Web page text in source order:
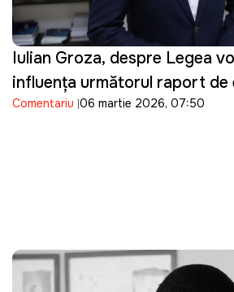
Iulian Groza, despre Legea
influența următorul raport de
Comentariu 06 martie 2026, 07:50